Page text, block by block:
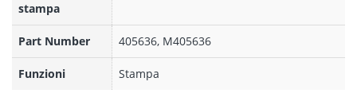
stampa
Part Number 405636, M405636
Funzioni Stampa